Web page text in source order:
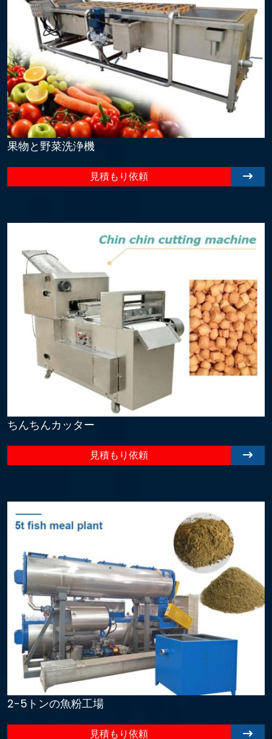
果物と野菜洗浄機
見積もり依頼
ちんちんカッター
見積もり依頼
2-5トンの魚粉工場
見積もり依頼